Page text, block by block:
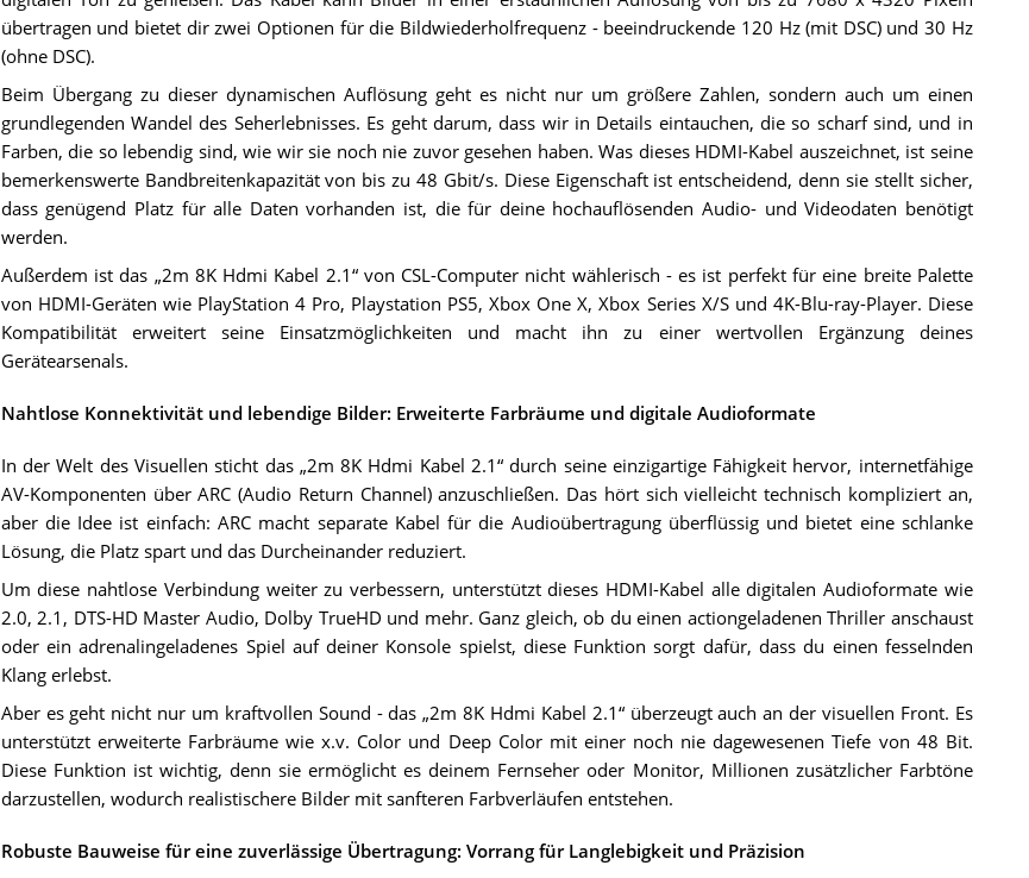
übertragen und bietet dir zwei Optionen für die Bildwiederholfrequenz - beeindruckende 120 Hz (mit DSC) und 30 Hz
(ohne DSC).
Beim Übergang zu dieser dynamischen Auflösung geht es nicht nur um größere Zahlen, sondern auch um einen
grundlegenden Wandel des Seherlebnisses. Es geht darum, dass wir in Details eintauchen, die so scharf sind, und in
Farben, die so lebendig sind, wie wir sie noch nie zuvor gesehen haben. Was dieses HDMI-Kabel auszeichnet, ist seine
bemerkenswerte Bandbreitenkapazität von bis zu 48 Gbit/s. Diese Eigenschaft ist entscheidend, denn sie stellt sicher,
dass genügend Platz für alle Daten vorhanden ist, die für deine hochauflösenden Audio- und Videodaten benötigt
werden.
Außerdem ist das „2m 8K Hdmi Kabel 2.1“ von CSL-Computer nicht wählerisch - es ist perfekt für eine breite Palette
von HDMI-Geräten wie PlayStation 4 Pro, Playstation PS5, Xbox One X, Xbox Series X/S und 4K-Blu-ray-Player. Diese
Kompatibilität erweitert seine Einsatzmöglichkeiten und macht ihn zu einer wertvollen Ergänzung deines
Gerätearsenals.
Nahtlose Konnektivität und lebendige Bilder: Erweiterte Farbräume und digitale Audioformate
In der Welt des Visuellen sticht das „2m 8K Hdmi Kabel 2.1“ durch seine einzigartige Fähigkeit hervor, internetfähige
AV-Komponenten über ARC (Audio Return Channel) anzuschließen. Das hört sich vielleicht technisch kompliziert an,
aber die Idee ist einfach: ARC macht separate Kabel für die Audioübertragung überflüssig und bietet eine schlanke
Lösung, die Platz spart und das Durcheinander reduziert.
Um diese nahtlose Verbindung weiter zu verbessern, unterstützt dieses HDMI-Kabel alle digitalen Audioformate wie
2.0, 2.1, DTS-HD Master Audio, Dolby TrueHD und mehr. Ganz gleich, ob du einen actiongeladenen Thriller anschaust
oder ein adrenalingeladenes Spiel auf deiner Konsole spielst, diese Funktion sorgt dafür, dass du einen fesselnden
Klang erlebst.
Aber es geht nicht nur um kraftvollen Sound - das „2m 8K Hdmi Kabel 2.1“ überzeugt auch an der visuellen Front. Es
unterstützt erweiterte Farbräume wie x.v. Color und Deep Color mit einer noch nie dagewesenen Tiefe von 48 Bit.
Diese Funktion ist wichtig, denn sie ermöglicht es deinem Fernseher oder Monitor, Millionen zusätzlicher Farbtöne
darzustellen, wodurch realistischere Bilder mit sanfteren Farbverläufen entstehen.
Robuste Bauweise für eine zuverlässige Übertragung: Vorrang für Langlebigkeit und Präzision